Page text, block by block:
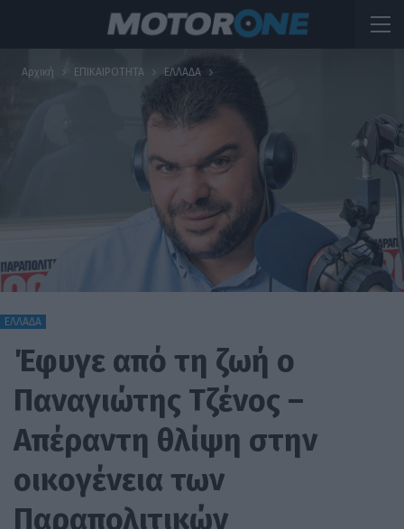
Αρχική ΕΠΙΚΑΙΡΟΤΗΤΑ ΕΛΛΑΔΑ
ΕΛΛΑΔΑ
Έφυγε από τη ζωή ο
Παναγιώτης Τζένος –
Απέραντη θλίψη στην
οικογένεια των
Παραπολιτικών